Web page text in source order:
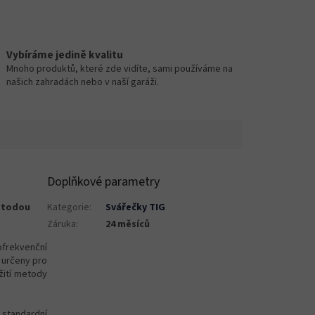
Vybíráme jedině kvalitu
Mnoho produktů, které zde vidíte, sami používáme na
našich zahradách nebo v naší garáži.
pro
metody
Doplňkové parametry
Kategorie:
Svářečky TIG
Záruka: 24 měsíců